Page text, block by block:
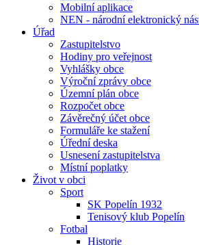
Mobilní aplikace
NEN - národní elektronický
Úřad
Zastupitelstvo
Hodiny pro veřejnost
Vyhlášky obce
Výroční zprávy obce
Územní plán obce
Rozpočet obce
Závěrečný účet obce
Formuláře ke stažení
Úřední deska
Usnesení zastupitelstva
Místní poplatky
Život v obci
Sport
SK Popelín 1932
Tenisový klub Popelín
Fotbal
Historie